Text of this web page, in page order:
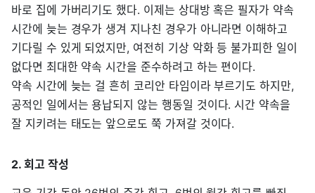
바로 집에 가버리기도 했다. 이제는 상대방 혹은 필자가 약속
시간에 늦는 경우가 생겨 지나친 경우가 아니라면 이해하고
기다릴 수 있게 되었지만, 여전히 기상 악화 등 불가피한 일이
없다면 최대한 약속 시간을 준수하려고 하는 편이다.
약속 시간에 늦는 걸 흔히 코리안 타임이라 부르기도 하지만,
공적인 일에서는 용납되지 않는 행동일 것이다. 시간 약속을
잘 지키려는 태도는 앞으로도 쭉 가져갈 것이다.
2. 회고 작성